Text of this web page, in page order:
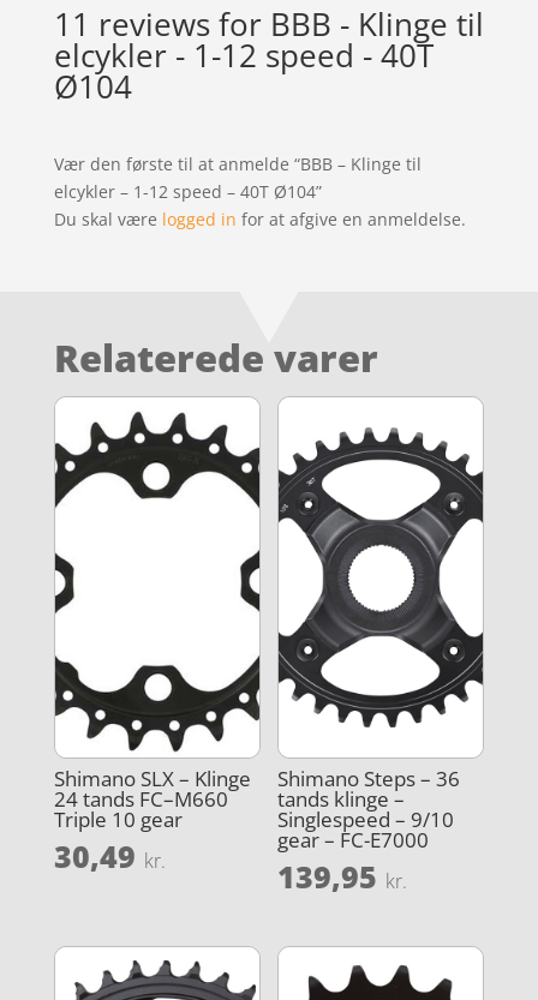
11 reviews for BBB - Klinge til
elcykler - 1-12 speed - 40T
Ø104
Vær den første til at anmelde “BBB – Klinge til
elcykler – 1-12 speed – 40T Ø104”
Du skal være logged in for at afgive en anmeldelse.
Relaterede varer
Shimano SLX – Klinge
24 tands FC–M660
Triple 10 gear
30,49 kr.
Shimano Steps – 36
tands klinge –
Singlespeed – 9/10
gear – FC-E7000
139,95 kr.